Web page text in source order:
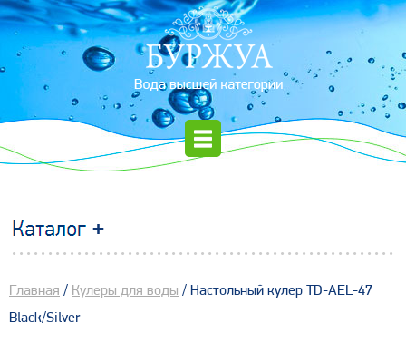
Главная / Кулеры для воды / Настольный кулер TD-AEL-47
Black/Silver